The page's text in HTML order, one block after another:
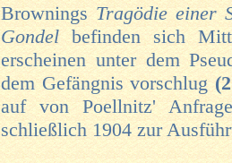
Brownings Tragödie einer
Gondelbefinden sich
erscheinen unter dem
dem Gefängnis vorschlug
auf von Poellnitz'
schließlich 1904 zur